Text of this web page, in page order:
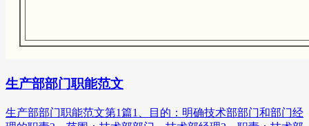
生产部部门职能范文
生产部部门职能范文第1篇1、目的：明确技术部部门和部门经